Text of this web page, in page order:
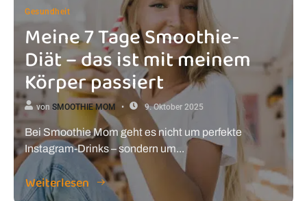
Gesundheit
Meine 7 Tage Smoothie-
Diät – das ist mit meinem
Körper passiert
vonSMOOTHIE MOM 9. Oktober 2025
Bei Smoothie Mom geht es nicht um perfekte
Instagram-Drinks – sondern um...
Weiterlesen